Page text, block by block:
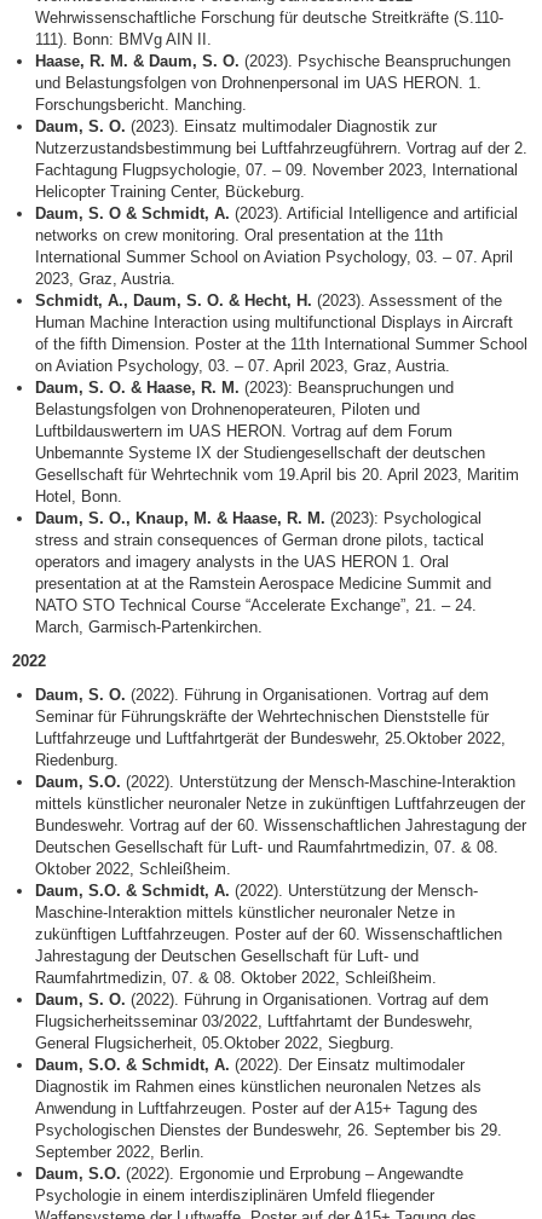
Wehrwissenschaftliche Forschung für deutsche Streitkräfte (S.110-
111). Bonn: BMVg AIN II.
Haase, R. M. & Daum, S. O. (2023). Psychische Beanspruchungen
und Belastungsfolgen von Drohnenpersonal im UAS HERON. 1.
Forschungsbericht. Manching.
Daum, S. O. (2023). Einsatz multimodaler Diagnostik zur
Nutzerzustandsbestimmung bei Luftfahrzeugführern. Vortrag auf der 2.
Fachtagung Flugpsychologie, 07. – 09. November 2023, International
Helicopter Training Center, Bückeburg.
Daum, S. O & Schmidt, A. (2023). Artificial Intelligence and artificial
networks on crew monitoring. Oral presentation at the 11th
International Summer School on Aviation Psychology, 03. – 07. April
2023, Graz, Austria.
Schmidt, A., Daum, S. O. & Hecht, H. (2023). Assessment of the
Human Machine Interaction using multifunctional Displays in Aircraft
of the fifth Dimension. Poster at the 11th International Summer School
on Aviation Psychology, 03. – 07. April 2023, Graz, Austria.
Daum, S. O. & Haase, R. M. (2023): Beanspruchungen und
Belastungsfolgen von Drohnenoperateuren, Piloten und
Luftbildauswertern im UAS HERON. Vortrag auf dem Forum
Unbemannte Systeme IX der Studiengesellschaft der deutschen
Gesellschaft für Wehrtechnik vom 19.April bis 20. April 2023, Maritim
Hotel, Bonn.
Daum, S. O., Knaup, M. & Haase, R. M. (2023): Psychological
stress and strain consequences of German drone pilots, tactical
operators and imagery analysts in the UAS HERON 1. Oral
presentation at at the Ramstein Aerospace Medicine Summit and
NATO STO Technical Course “Accelerate Exchange”, 21. – 24.
March, Garmisch-Partenkirchen.
2022
Daum, S. O. (2022). Führung in Organisationen. Vortrag auf dem
Seminar für Führungskräfte der Wehrtechnischen Dienststelle für
Luftfahrzeuge und Luftfahrtgerät der Bundeswehr, 25.Oktober 2022,
Riedenburg.
Daum, S.O. (2022). Unterstützung der Mensch-Maschine-Interaktion
mittels künstlicher neuronaler Netze in zukünftigen Luftfahrzeugen der
Bundeswehr. Vortrag auf der 60. Wissenschaftlichen Jahrestagung der
Deutschen Gesellschaft für Luft- und Raumfahrtmedizin, 07. & 08.
Oktober 2022, Schleißheim.
Daum, S.O. & Schmidt, A. (2022). Unterstützung der Mensch-
Maschine-Interaktion mittels künstlicher neuronaler Netze in
zukünftigen Luftfahrzeugen. Poster auf der 60. Wissenschaftlichen
Jahrestagung der Deutschen Gesellschaft für Luft- und
Raumfahrtmedizin, 07. & 08. Oktober 2022, Schleißheim.
Daum, S. O. (2022). Führung in Organisationen. Vortrag auf dem
Flugsicherheitsseminar 03/2022, Luftfahrtamt der Bundeswehr,
General Flugsicherheit, 05.Oktober 2022, Siegburg.
Daum, S.O. & Schmidt, A. (2022). Der Einsatz multimodaler
Diagnostik im Rahmen eines künstlichen neuronalen Netzes als
Anwendung in Luftfahrzeugen. Poster auf der A15+ Tagung des
Psychologischen Dienstes der Bundeswehr, 26. September bis 29.
September 2022, Berlin.
Daum, S.O. (2022). Ergonomie und Erprobung – Angewandte
Psychologie in einem interdisziplinären Umfeld fliegender